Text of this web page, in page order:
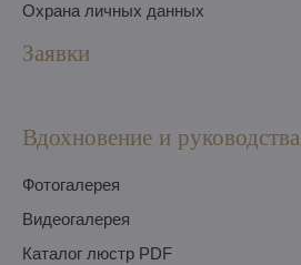
Охрана личных данных
Заявки
Вдохновение и руководства
Фотогалерея
Видеогалерея
Каталог люстр PDF